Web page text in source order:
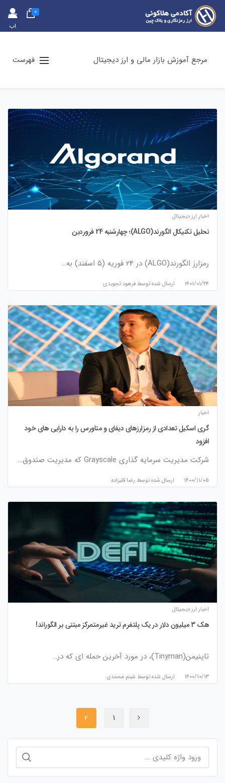
حس
اب
0
مرجع آموزش بازار مالی و ارز دیجیتال فهرست
اخبار ارز دیجیتال
تحلیل تکنیکال الگورند(ALGO)؛ چهارشنبه 24 فروردین
رمزارز الگورند(ALGO) در 24 فوریه (۵ اسفند) به…
۱۴۰۱/۰۱/۲۴ ارسال شده توسط فرهود تجویدی
اخبار
گری اسکیل تعدادی از رمزارزهای دیفای و متاورس را به دارایی های خود
افزود
شرکت مدیریت سرمایه گذاری Grayscale که مدیریت صندوق…
۱۴۰۰/۱۱/۰۵ ارسال شده توسط رضا قلیزاده
اخبار ارز دیجیتال
هک 3 میلیون دلار در یک پلتفرم ترید غیرمتمرکز مبتنی بر الگوراند!
تاینیمن(Tinyman)، در مورد آخرین حمله ای که در…
۱۴۰۰/۱۰/۱۳ ارسال شده توسط شبنم محمدی
1
2
برای: